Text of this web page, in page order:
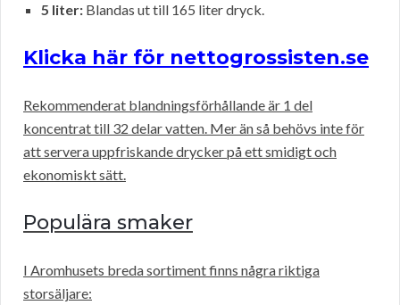
5 liter: Blandas ut till 165 liter dryck.
Klicka här för nettogrossisten.se
Rekommenderat blandningsförhållande är 1 del
koncentrat till 32 delar vatten. Mer än så behövs inte för
att servera uppfriskande drycker på ett smidigt och
ekonomiskt sätt.
Populära smaker
I Aromhusets breda sortiment finns några riktiga
storsäljare: